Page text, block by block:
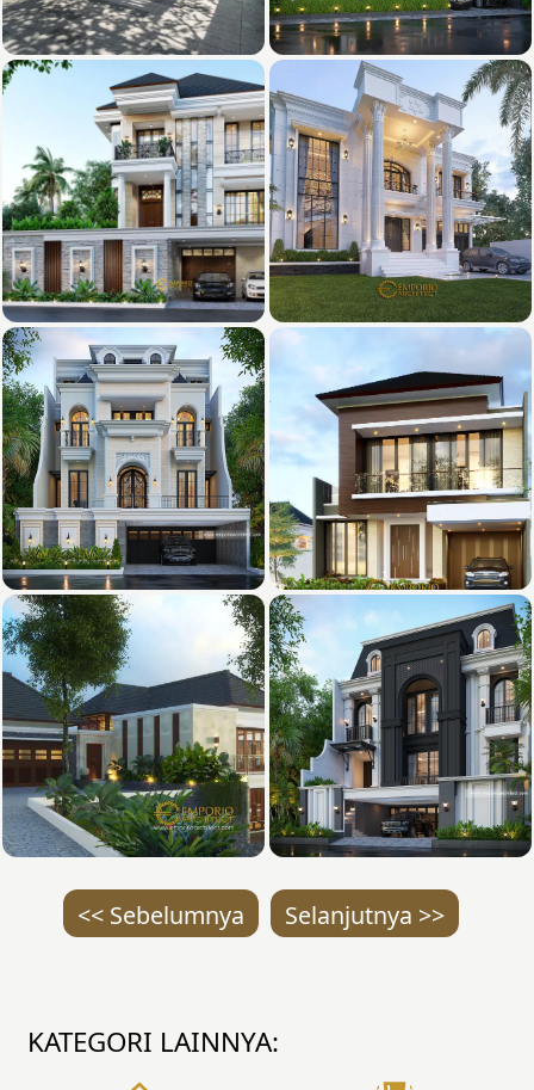
<< Sebelumnya Selanjutnya >>
KATEGORI LAINNYA: